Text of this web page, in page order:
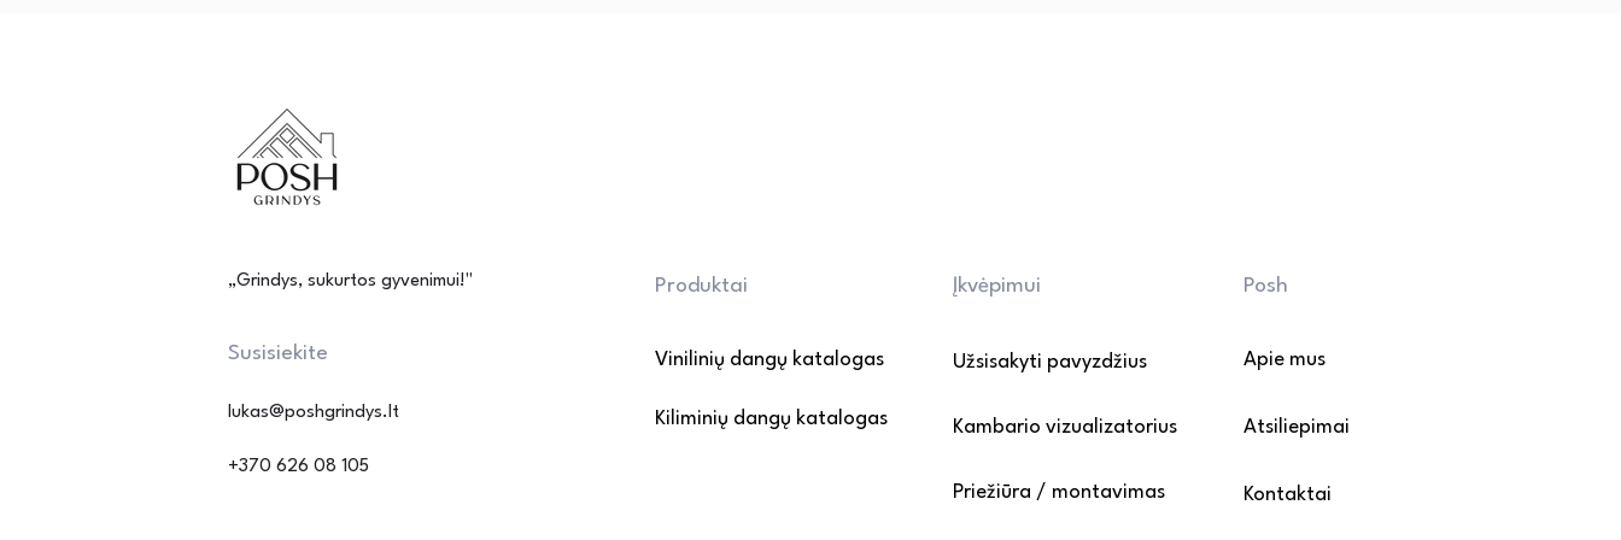
„Grindys, sukurtos gyvenimui!"
Susisiekite
lukas@poshgrindys.lt
Produktai
Vinilinių dangų katalogas
Kiliminių dangų katalogas
+370 626 08 105
Įkvėpimui
Užsisakyti pavyzdžius
Kambario vizualizatorius
Priežiūra / montavimas
Posh
Apie mus
Atsiliepimai
Kontaktai